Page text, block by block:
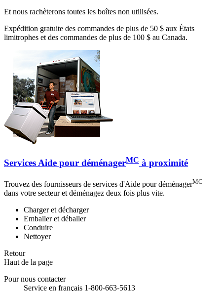
Et nous rachèterons toutes les boîtes non utilisées.
Expédition gratuite des commandes de plus de 50 $ aux États
limitrophes et des commandes de plus de 100 $ au Canada.
Services Aide pour déménagerMC à proximité
Trouvez des fournisseurs de services d'Aide pour déménagerMC
dans votre secteur et déménagez deux fois plus vite.
Charger et décharger
Emballer et déballer
Conduire
Nettoyer
Retour
Haut de la page
Pour nous contacter
Service en français 1-800-663-5613